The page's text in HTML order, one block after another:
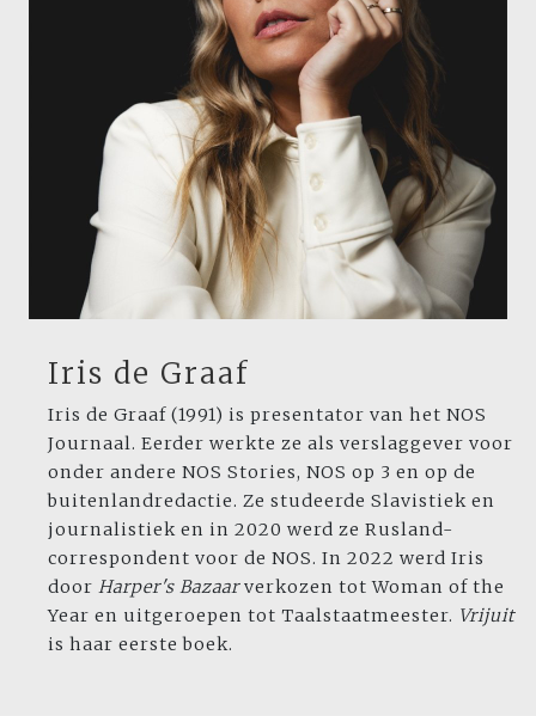
Iris de Graaf
Iris de Graaf (1991) is presentator van het NOS
Journaal. Eerder werkte ze als verslaggever voor
onder andere NOS Stories, NOS op 3 en op de
buitenlandredactie. Ze studeerde Slavistiek en
journalistiek en in 2020 werd ze Rusland-
correspondent voor de NOS. In 2022 werd Iris
door Harper's Bazaarverkozen tot Woman of the
Year en uitgeroepen tot Taalstaatmeester. Vrijuit
is haar eerste boek.